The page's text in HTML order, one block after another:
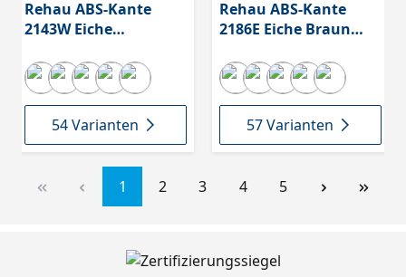
Rehau ABS-Kante
2143W Eiche
Prägung 33
54 Varianten
Rehau ABS-Kante
2186E Eiche Braun
57 Varianten
1 2 3 4 5